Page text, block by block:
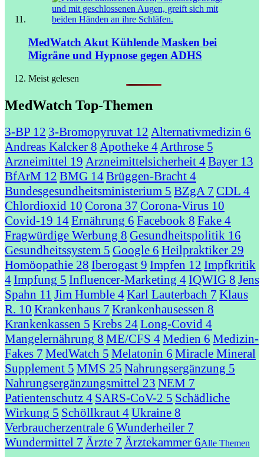
MedWatch Akut Kühlende Masken bei
Migräne und Hypnose gegen ADHS
Meist gelesen
MedWatch Top-Themen
3-BP 12 3-Bromopyruvat 12 Alternativmedizin 6
Andreas Kalcker 8 Apotheke 4Arthrose 5
Arzneimittel 19 Arzneimittelsicherheit 4Bayer 13
BfArM 12 BMG 14Brüggen-Bracht 4
Bundesgesundheitsministerium 5 BZgA7 CDL 4
Chlordioxid 10 Corona 37 Corona-Virus 10
Covid-19 14Ernährung 6 Facebook 8 Fake 4
Fragwürdige Werbung 8 Gesundheitspolitik 16
Gesundheitssystem 5 Google 6 Heilpraktiker 29
Homöopathie 28 Iberogast 9 Impfen 12 Impfkritik
4Impfung 5 Influencer-Marketing 4IQWIG 8 Jens
Spahn 11 Jim Humble 4Karl Lauterbach 7 Klaus
R. 10 Krankenhaus 7 Krankenhausessen 8
Krankenkassen 5 Krebs 24Long-Covid 4
Mangelernährung 8 ME/CFS 4Medien 6 Medizin-
Fakes 7 MedWatch 5 Melatonin 6 Miracle Mineral
Supplement 5 MMS 25 Nahrungsergänzung 5
Nahrungsergänzungsmittel 23 NEM 7
Patientenschutz 4 SARS-CoV-2 5 Schädliche
Wirkung 5 Schöllkraut 4Ukraine 8
Verbraucherzentrale 6 Wunderheiler 7
Wundermittel 7 Ärzte 7 Ärztekammer 6Alle Themen